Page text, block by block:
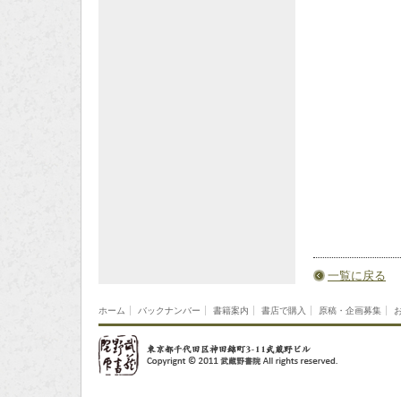
一覧に戻る
ホーム バックナンバー 書籍案内 書店で購入 原稿・企画募集